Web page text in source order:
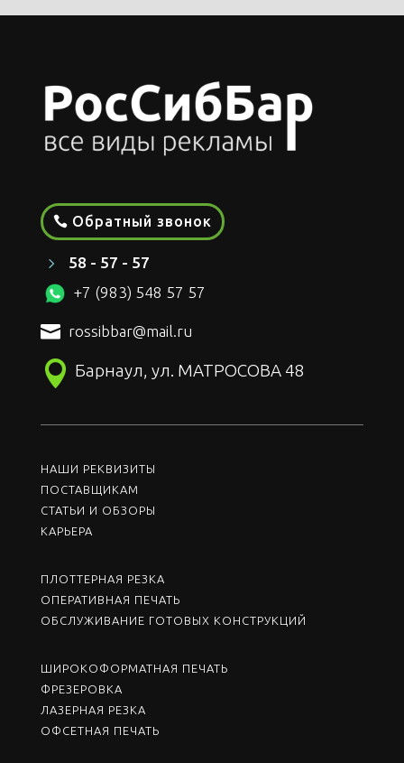
Обратный звонок
5
58 - 57 - 57
+7 (983) 548 57 57
 rossibbar@mail.ru
 Барнаул, ул. МАТРОСОВА 48
НАШИ РЕКВИЗИТЫ
ПОСТАВЩИКАМ
СТАТЬИ И ОБЗОРЫ
КАРЬЕРА
ПЛОТТЕРНАЯ РЕЗКА
ОПЕРАТИВНАЯ ПЕЧАТЬ
ОБСЛУЖИВАНИЕ ГОТОВЫХ КОНСТРУКЦИЙ
ШИРОКОФОРМАТНАЯ ПЕЧАТЬ
ФРЕЗЕРОВКА
ЛАЗЕРНАЯ РЕЗКА
ОФСЕТНАЯ ПЕЧАТЬ